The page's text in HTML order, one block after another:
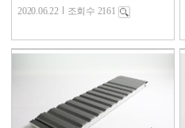
2020.06.22 조회수 2161